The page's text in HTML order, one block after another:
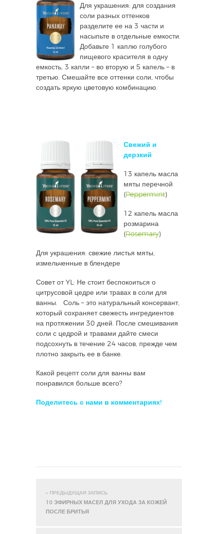
Для украшения: для создания
соли разных оттенков
разделите ее на 3 части и
насыпьте в отдельные емкости.
Добавьте 1 каплю голубого
пищевого красителя в одну
емкость, 3 капли – во вторую и 5 капель – в
третью. Смешайте все оттенки соли, чтобы
создать яркую цветовую комбинацию.
Свежий и
дерзкий
13 капель масла
мяты перечной
(Peppermint)
12 капель масла
розмарина
(Rosemary)
Для украшения: свежие листья мяты,
измельченные в блендере
Совет от YL: Не стоит беспокоиться о
цитрусовой цедре или травах в соли для
ванны. Соль – это натуральный консервант,
который сохраняет свежесть ингредиентов
на протяжении 30 дней. После смешивания
соли с цедрой и травами дайте смеси
подсохнуть в течение 24 часов, прежде чем
плотно закрыть ее в банке.
Какой рецепт соли для ванны вам
понравился больше всего?
Поделитесь с нами в комментариях!
« ПРЕДЫДУЩАЯ ЗАПИСЬ
10 ЭФИРНЫХ МАСЕЛ ДЛЯ УХОДА ЗА КОЖЕЙ
ПОСЛЕ БРИТЬЯ